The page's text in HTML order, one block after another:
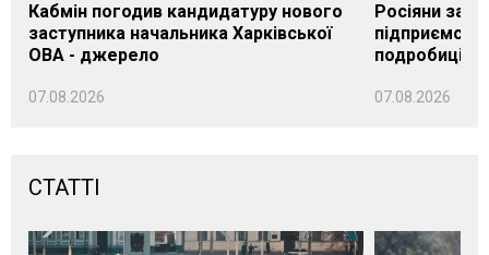
Кабмін погодив кандидатуру нового
заступника начальника Харківської
ОВА - джерело
07.08.2026
Росіяни
подробиці
07.08.2026
СТАТТІ